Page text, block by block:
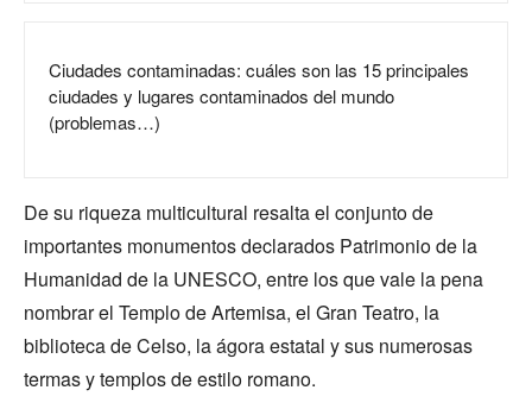
Ciudades contaminadas: cuáles son las 15 principales
ciudades y lugares contaminados del mundo
(problemas…)
De su riqueza multicultural resalta el conjunto de
importantes monumentos declarados Patrimonio de la
Humanidad de la UNESCO, entre los que vale la pena
nombrar el Templo de Artemisa, el Gran Teatro, la
biblioteca de Celso, la ágora estatal y sus numerosas
termas y templos de estilo romano.